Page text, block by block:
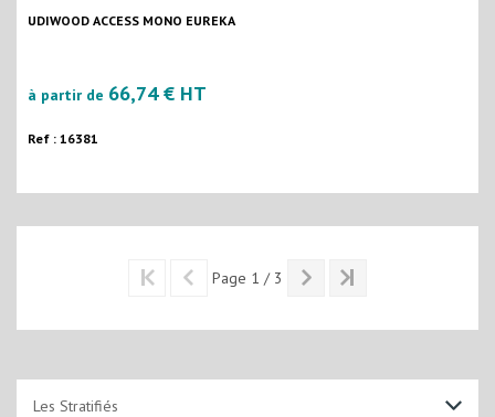
UDIWOOD ACCESS MONO EUREKA
à partir de 66,74 € HT
Ref : 16381
Page 1 / 3
Les Stratifiés